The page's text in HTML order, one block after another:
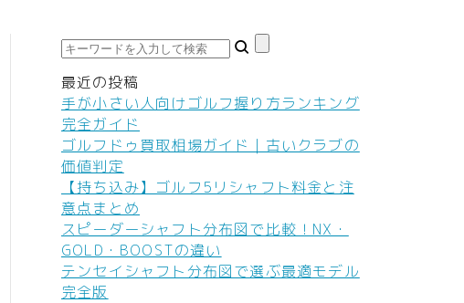
最近の投稿
手が小さい人向けゴルフ握り方ランキング
完全ガイド
ゴルフドゥ買取相場ガイド｜古いクラブの
価値判定
【持ち込み】ゴルフ5リシャフト料金と注
意点まとめ
スピーダーシャフト分布図で比較！NX・
GOLD・BOOSTの違い
テンセイシャフト分布図で選ぶ最適モデル
完全版